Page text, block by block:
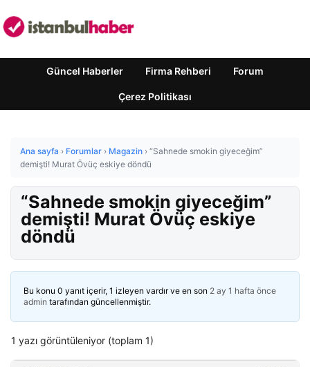
Güncel Haberler Firma Rehberi Forum
Çerez Politikası
Ana sayfa › Forumlar › Magazin › “Sahnede smokin giyeceğim”
demişti! Murat Övüç eskiye döndü
“Sahnede smokin giyeceğim”
demişti! Murat Övüç eskiye
döndü
Bu konu 0 yanıt içerir, 1 izleyen vardır ve en son 2 ay 1 hafta önce
admin tarafından güncellenmiştir.
1 yazı görüntüleniyor (toplam 1)